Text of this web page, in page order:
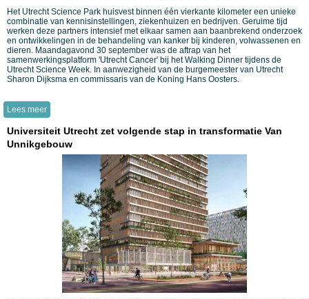
Het Utrecht Science Park huisvest binnen één vierkante kilometer een unieke
combinatie van kennisinstellingen, ziekenhuizen en bedrijven. Geruime tijd
werken deze partners intensief met elkaar samen aan baanbrekend onderzoek
en ontwikkelingen in de behandeling van kanker bij kinderen, volwassenen en
dieren. Maandagavond 30 september was de aftrap van het
samenwerkingsplatform 'Utrecht Cancer' bij het Walking Dinner tijdens de
Utrecht Science Week. In aanwezigheid van de burgemeester van Utrecht
Sharon Dijksma en commissaris van de Koning Hans Oosters.
Lees meer
Universiteit Utrecht zet volgende stap in transformatie Van
Unnikgebouw